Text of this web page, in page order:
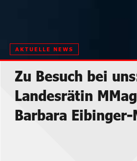
AKTUELLE NEWS
Zu Besuch bei
Landesrätin
Barbara Eibinger-